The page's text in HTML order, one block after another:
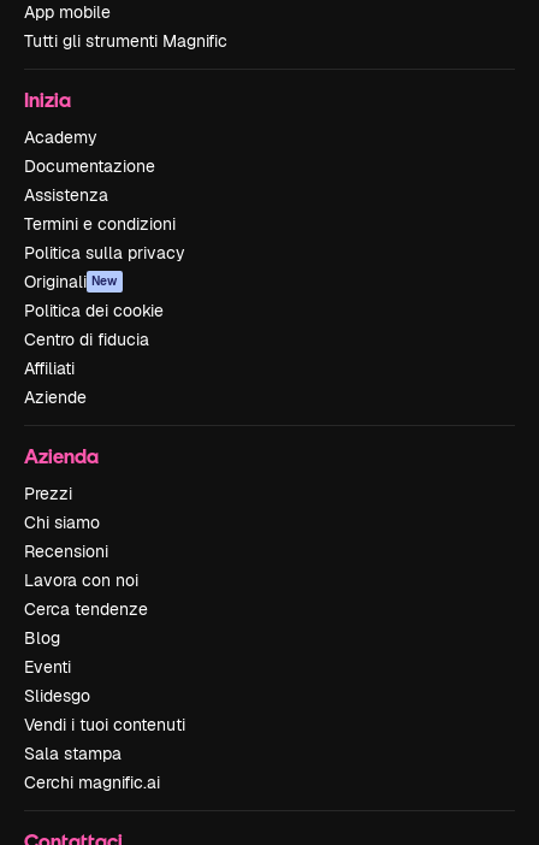
App mobile
Tutti gli strumenti Magnific
Inizia
Academy
Documentazione
Assistenza
Termini e condizioni
Politica sulla privacy
Originali New
Politica dei cookie
Centro di fiducia
Affiliati
Aziende
Azienda
Prezzi
Chi siamo
Recensioni
Lavora con noi
Cerca tendenze
Blog
Eventi
Slidesgo
Vendi i tuoi contenuti
Sala stampa
Cerchi magnific.ai